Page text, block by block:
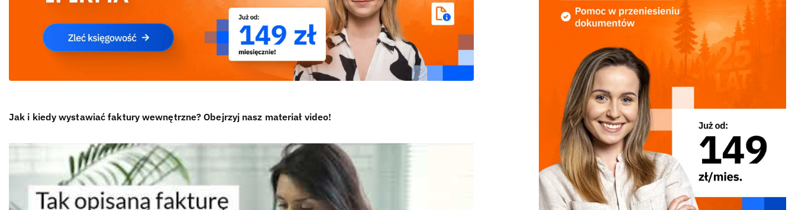
Jak i kiedy wystawiać faktury wewnętrzne? Obejrzyj nasz materiał video!